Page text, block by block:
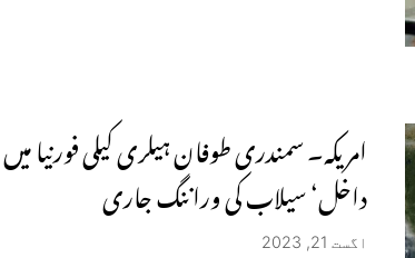
امریکہ۔ سمندری طوفان ہیلری کیلی فورنیا
داخل‘ سیلاب کی وراننگ جاری
اگست 21, 2023